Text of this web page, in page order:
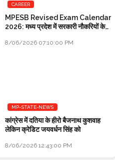
CAREER
MPESB Revised Exam Calendar
2026: मध्य प्रदेश में सरकारी नौकरियों के
8/06/2026 07:10:00 PM
MP-STATE-NEWS
कांग्रेस में दतिया के हीरो बैजनाथ कुशवाह
लेकिन क्रेडिट जयवर्धन सिंह को
8/06/2026 12:43:00 PM